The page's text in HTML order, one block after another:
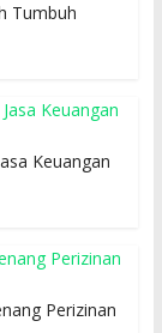
Tumbuh
Keuangan
Perizinan